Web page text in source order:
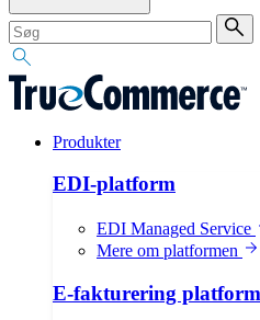
Produkter
EDI-platform
EDI Managed Service
Mere om platformen
E-fakturering platform